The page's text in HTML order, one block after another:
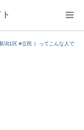
潟1区 #立民 ）ってこんな人で